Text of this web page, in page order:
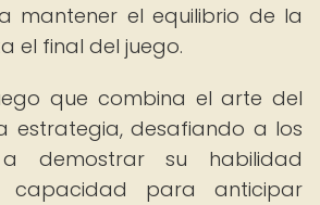
mantener el equilibrio de la
el final del juego.
que combina el arte del
estrategia, desafiando a los
a demostrar su habilidad
para anticipar